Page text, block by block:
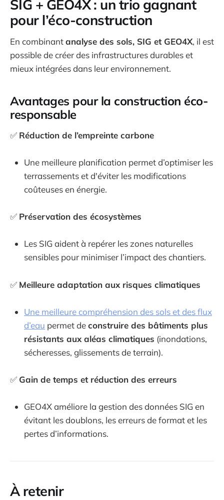
SIG + GEO4X : un trio gagnant
pour l’éco-construction
En combinantanalyse des sols, SIG et GEO4X, il est
possible de créer des infrastructures durables et
mieux intégrées dans leur environnement.
Avantages pour la construction éco-
responsable
✅ Réduction de l’empreinte carbone
Une meilleure planification permet d’optimiser les
terrassements et d'éviter les modifications
coûteuses en énergie.
✅ Préservation des écosystèmes
Les SIG aident à repérer les zones naturelles
sensibles pour minimiser l’impact des chantiers.
✅ Meilleure adaptation aux risques climatiques
Une meilleure compréhension des sols et des flux
d’eau permet deconstruire des bâtiments plus
résistants aux aléas climatiques (inondations,
sécheresses, glissements de terrain).
✅ Gain de temps et réduction des erreurs
GEO4X améliore la gestion des données SIG en
évitant les doublons, les erreurs de format et les
pertes d’informations.
À retenir